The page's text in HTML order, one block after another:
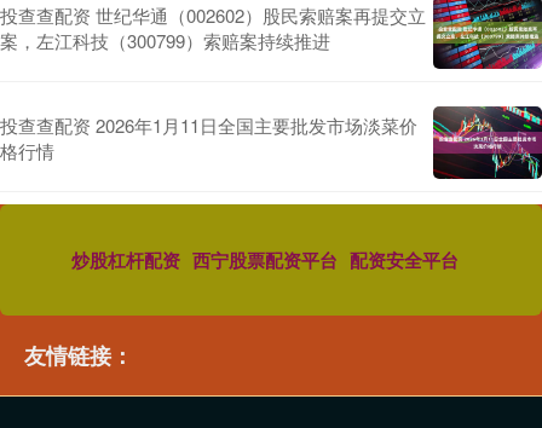
投查查配资 世纪华通（002602）股民索赔案再提交立
案，左江科技（300799）索赔案持续推进
投查查配资 2026年1月11日全国主要批发市场淡菜价
格行情
炒股杠杆配资 西宁股票配资平台 配资安全平台
友情链接：